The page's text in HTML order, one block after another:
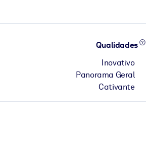
Qualidades
Inovativo
Panorama Geral
Cativante